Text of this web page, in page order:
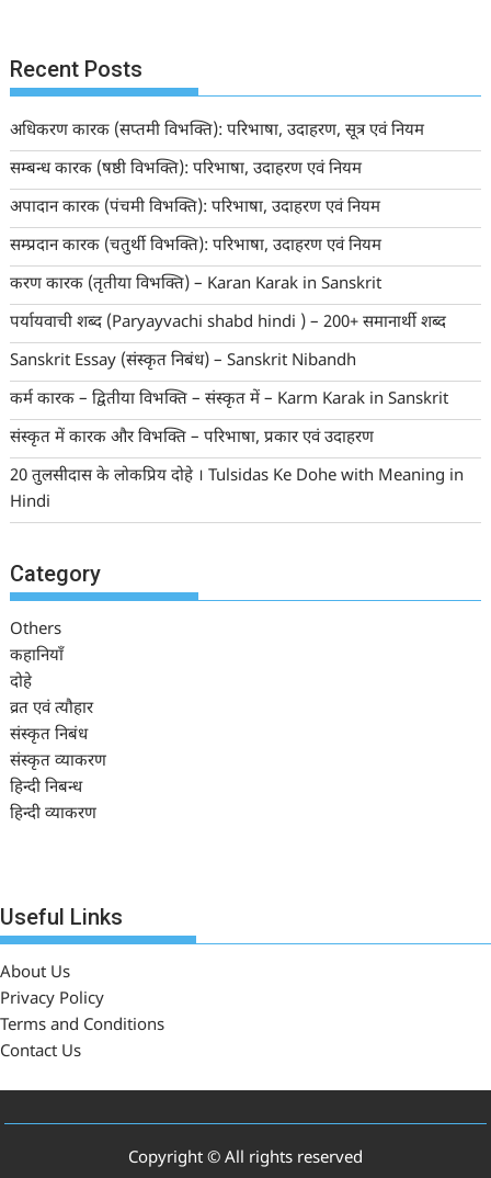
Recent Posts
अधिकरण कारक (सप्तमी विभक्ति): परिभाषा, उदाहरण, सूत्र एवं नियम
सम्बन्ध कारक (षष्ठी विभक्ति): परिभाषा, उदाहरण एवं नियम
अपादान कारक (पंचमी विभक्ति): परिभाषा, उदाहरण एवं नियम
सम्प्रदान कारक (चतुर्थी विभक्ति): परिभाषा, उदाहरण एवं नियम
करण कारक (तृतीया विभक्ति) – Karan Karak in Sanskrit
पर्यायवाची शब्द (Paryayvachi shabd hindi ) – 200+ समानार्थी शब्द
Sanskrit Essay (संस्कृत निबंध) – Sanskrit Nibandh
कर्म कारक – द्वितीया विभक्ति – संस्कृत में – Karm Karak in Sanskrit
संस्कृत में कारक और विभक्ति – परिभाषा, प्रकार एवं उदाहरण
20 तुलसीदास के लोकप्रिय दोहे । Tulsidas Ke Dohe with Meaning in
Hindi
Category
Others
कहानियाँ
दोहे
व्रत एवं त्यौहार
संस्कृत निबंध
संस्कृत व्याकरण
हिन्दी निबन्ध
हिन्दी व्याकरण
Useful Links
About Us
Privacy Policy
Terms and Conditions
Contact Us
Copyright © All rights reserved